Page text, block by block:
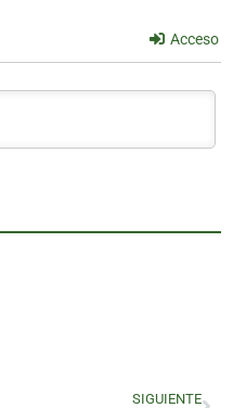
Acceso
SIGUIENTE